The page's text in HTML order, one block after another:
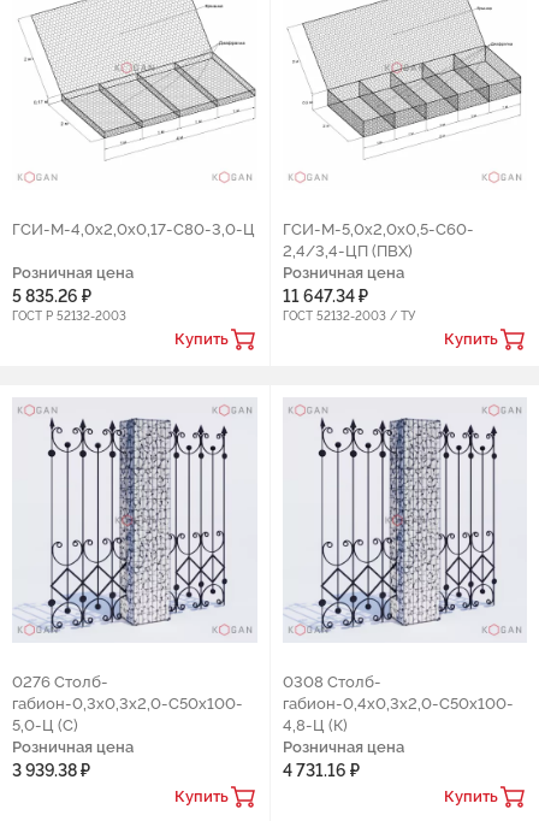
ГCИ-М-4,0х2,0х0,17-С80-3,0-Ц
Розничная цена
5 835.26 ₽
ГОСТ Р 52132-2003
Купить
ГСИ-М-5,0х2,0х0,5-С60-
2,4/3,4-ЦП (ПВХ)
Розничная цена
11 647.34 ₽
ГОСТ 52132-2003 / ТУ
Купить
0276 Столб-
габион-0,3х0,3х2,0-С50х100-
5,0-Ц (С)
Розничная цена
3 939.38 ₽
Купить
0308 Столб-
габион-0,4х0,3х2,0-С50х100-
4,8-Ц (К)
Розничная цена
4 731.16 ₽
Купить